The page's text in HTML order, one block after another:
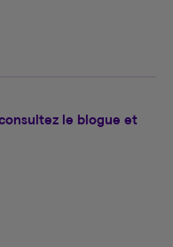
le blogue et